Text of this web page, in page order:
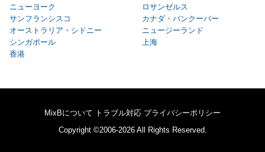
ニューヨーク
ロサンゼルス
サンフランシスコ
カナダ・バンクーバー
オーストラリア・シドニー
ニュージーランド
シンガポール
上海
香港
MixBについて トラブル対応 プライバシーポリシー
Copyright ©2006-2026 All Rights Reserved.